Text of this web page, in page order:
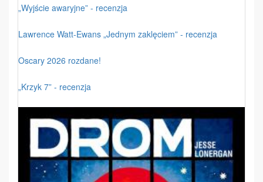
„Wyjście awaryjne” - recenzja
Lawrence Watt-Ewans „Jednym zaklęciem” - recenzja
Oscary 2026 rozdane!
„Krzyk 7” - recenzja